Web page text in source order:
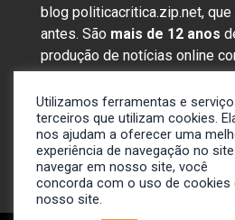
blog politicacritica.zip.net,
antes. São mais de 12 anos
produção de notícias online
assuntos mais importantes
Sobre nós
Anunciar
Contato
Utilizamos ferramentas e
terceiros que utilizam cookies.
nos ajudam a oferecer uma
experiência de navegação no
navegar em nosso site, você
concorda com o uso de cookies
nosso site.